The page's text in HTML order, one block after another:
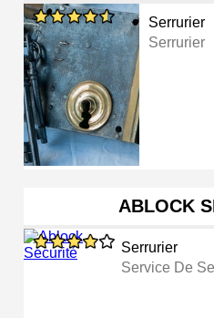
Serrurier
Serrurier
ABLOCK
Serrurier
Service De